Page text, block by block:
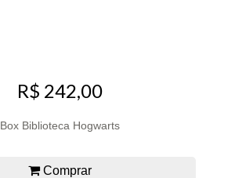
R$ 242,00
Box Biblioteca Hogwarts
Comprar